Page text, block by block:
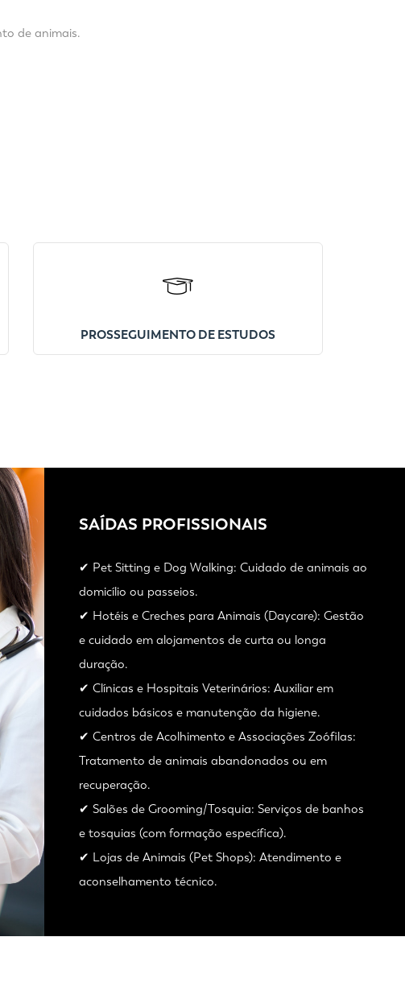
de animais.
PROSSEGUIMENTO DE ESTUDOS
SAÍDAS PROFISSIONAIS
✔ Pet Sitting e Dog Walking: Cuidado de animais ao
domicílio ou passeios.
✔ Hotéis e Creches para Animais (Daycare): Gestão
e cuidado em alojamentos de curta ou longa
duração.
✔ Clínicas e Hospitais Veterinários: Auxiliar em
cuidados básicos e manutenção da higiene.
✔ Centros de Acolhimento e Associações Zoófilas:
Tratamento de animais abandonados ou em
recuperação.
✔ Salões de Grooming/Tosquia: Serviços de banhos
e tosquias (com formação específica).
✔ Lojas de Animais (Pet Shops): Atendimento e
aconselhamento técnico.